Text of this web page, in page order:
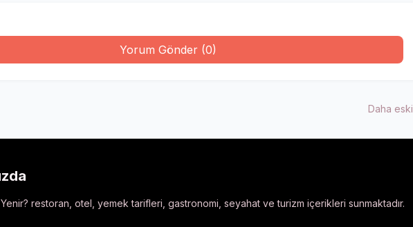
Yorum Gönder (0)
Daha eski
restoran, otel, yemek tarifleri, gastronomi, seyahat ve turizm içerikleri sunmaktadır.